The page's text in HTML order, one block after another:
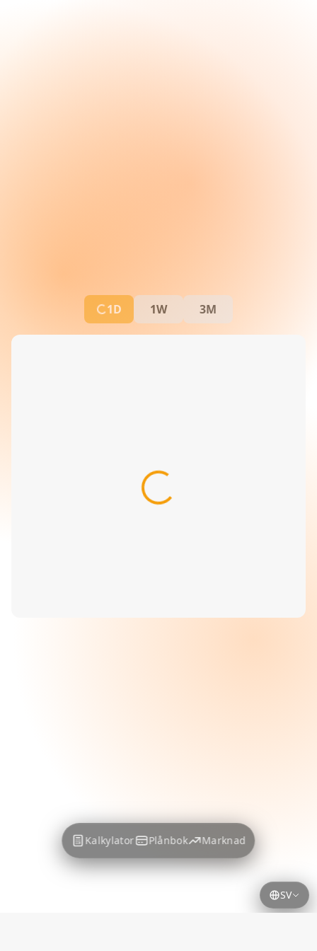
Kalkylator Plånbok Marknad
1D 1W 3M
SV